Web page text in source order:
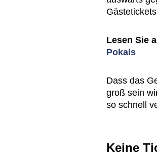
Lesen Sie
Pokals
Dass das
groß sein
so schnell
Keine